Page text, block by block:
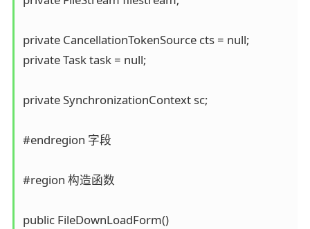
private CancellationTokenSource cts = null;
private Task task = null;
private SynchronizationContext sc;
#endregion 字段
#region 构造函数
public FileDownLoadForm()